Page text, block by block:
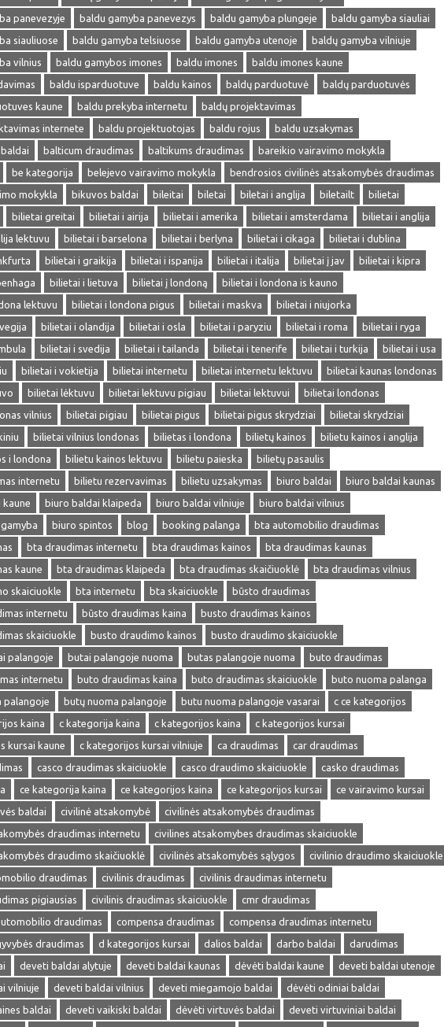
panevezyje
baldu gamyba panevezys baldu gamyba plungeje
baldu gamyba siauliai
siauliuose
baldu gamyba telsiuose baldu gamyba utenoje
baldų gamyba vilniuje
vilnius
baldu gamybos imones baldu imones
baldu imones kaune
baldu isparduotuve baldu kainos baldų parduotuvė
baldų parduotuvės
kaune
baldu prekyba internetu
baldų projektavimas
internete
baldu projektuotojas baldu rojus
baldu uzsakymas
balticum draudimas baltikums draudimas
bareikio vairavimo mokykla
be kategorija belejevo vairavimo mokykla
bendrosios civilinės atsakomybės draudimas
mokykla
bikuvos baldai bileitai biletai biletai i anglija biletailt
bilietai
bilietai greitai bilietai i airija bilietai i amerika bilietai i amsterdama
bilietai i anglija
lektuvu
bilietai i barselona bilietai i berlyna bilietai i cikaga
bilietai i dublina
bilietai i graikija bilietai i ispanija bilietai i italija bilietai į jav
bilietai i kipra
bilietai i lietuva bilietai į londoną
bilietai i londona is kauno
lektuvu
bilietai i londona pigus bilietai i maskva
bilietai i niujorka
bilietai i olandija bilietai i osla bilietai i paryziu bilietai i roma
bilietai i ryga
bilietai i svedija bilietai i tailanda bilietai i tenerife bilietai i turkija
bilietai i usa
bilietai i vokietija bilietai internetu bilietai internetu lektuvu
bilietai kaunas londonas
bilietai lėktuvu bilietai lektuvu pigiau bilietai lektuvui
bilietai londonas
vilnius
bilietai pigiau bilietai pigus bilietai pigus skrydziai
bilietai skrydziai
bilietai vilnius londonas bilietas i londona bilietų kainos
bilietu kainos i anglija
i londona
bilietu kainos lektuvu bilietu paieska
bilietų pasaulis
internetu
bilietu rezervavimas bilietu uzsakymas biuro baldai
biuro baldai kaunas
kaune
biuro baldai klaipeda biuro baldai vilniuje
biuro baldai vilnius
biuro spintos blog booking palanga
bta automobilio draudimas
bta draudimas internetu bta draudimas kainos
bta draudimas kaunas
kaune
bta draudimas klaipeda bta draudimas skaičiuoklė
bta draudimas vilnius
skaiciuokle
bta internetu bta skaiciuokle
būsto draudimas
internetu
būsto draudimas kaina
busto draudimas kainos
skaiciuokle
busto draudimo kainos
busto draudimo skaiciuokle
palangoje
butai palangoje nuoma butas palangoje nuoma
buto draudimas
internetu
buto draudimas kaina buto draudimas skaiciuokle
buto nuoma palanga
palangoje
butų nuoma palangoje butu nuoma palangoje vasarai
c ce kategorijos
kaina
c kategorija kaina c kategorijos kaina
c kategorijos kursai
kursai kaune
c kategorijos kursai vilniuje ca draudimas
car draudimas
casco draudimas skaiciuokle casco draudimo skaiciuokle
casko draudimas
ce kategorija kaina ce kategorijos kaina ce kategorijos kursai
ce vairavimo kursai
baldai
civilinė atsakomybė
civilinės atsakomybės draudimas
draudimas internetu
civilines atsakomybes draudimas skaiciuokle
draudimo skaičiuoklė
civilinės atsakomybės sąlygos
civilinio draudimo skaiciuokle
draudimas
civilinis draudimas
civilinis draudimas internetu
pigiausias
civilinis draudimas skaiciuokle
cmr draudimas
draudimas
compensa draudimas
compensa draudimas internetu
draudimas
d kategorijos kursai dalios baldai darbo baldai
darudimas
deveti baldai alytuje deveti baldai kaunas dėvėti baldai kaune
deveti baldai utenoje
vilniuje
deveti baldai vilnius deveti miegamojo baldai
dėvėti odiniai baldai
baldai
deveti vaikiski baldai dėvėti virtuvės baldai
deveti virtuviniai baldai